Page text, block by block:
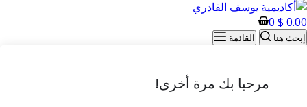
0.00
$
0
إبحث هنا القائمة
مرحبا بك مرة أخرى!